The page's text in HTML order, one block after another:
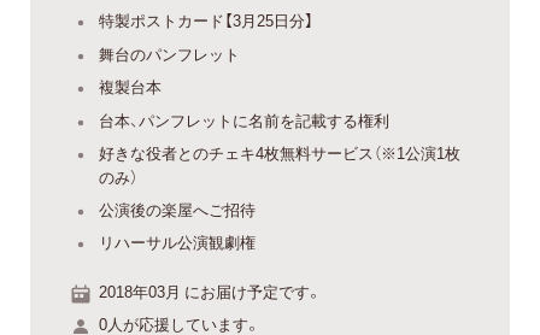
特製ポストカード【3月25日分】
舞台のパンフレット
複製台本
台本、パンフレットに名前を記載する権利
好きな役者とのチェキ4枚無料サービス（※1公演1枚
のみ）
公演後の楽屋へご招待
リハーサル公演観劇権
2018年03月 にお届け予定です。
0人が応援しています。